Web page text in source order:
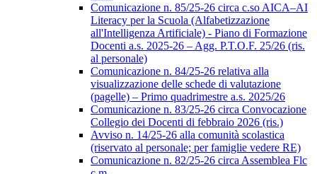
Comunicazione n. 85/25-26 circa c.so AICA–AI
Literacy per la Scuola (Alfabetizzazione
all'Intelligenza Artificiale) - Piano di Formazione
Docenti a.s. 2025-26 – Agg. P.T.O.F. 25/26 (ris.
al personale)
Comunicazione n. 84/25-26 relativa alla
visualizzazione delle schede di valutazione
(pagelle) – Primo quadrimestre a.s. 2025/26
Comunicazione n. 83/25-26 circa Convocazione
Collegio dei Docenti di febbraio 2026 (ris.)
Avviso n. 14/25-26 alla comunità scolastica
(riservato al personale; per famiglie vedere RE)
Comunicazione n. 82/25-26 circa Assemblea Flc